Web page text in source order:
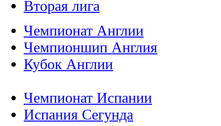
Вторая лига
Чемпионат Англии
Чемпионшип Англия
Кубок Англии
Чемпионат Испании
Испания Сегунда